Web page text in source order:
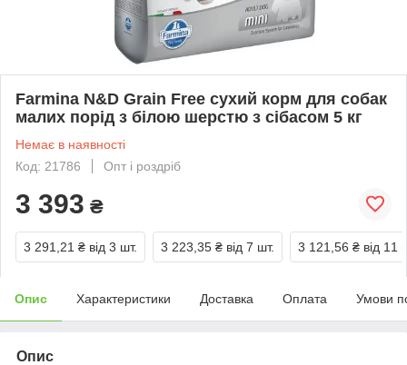
Farmina N&D Grain Free сухий корм для собак
малих порід з білою шерстю з сібасом 5 кг
Немає в наявності
Код: 21786
Опт і роздріб
3 393 ₴
3 291,21 ₴ від 3 шт. 3 223,35 ₴ від 7 шт. 3 121,56 ₴ від 11
Опис Характеристики Доставка Оплата Умови
Опис